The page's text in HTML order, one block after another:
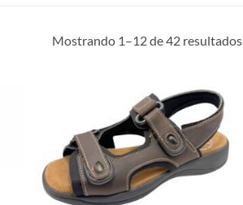
Mostrando 1–12 de 42 resultados